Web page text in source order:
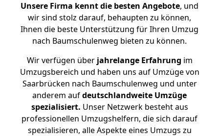
Unsere Firma kennt die besten Angebote, und
wir sind stolz darauf, behaupten zu können,
Ihnen die beste Unterstützung für Ihren Umzug
nach Baumschulenweg bieten zu können.
Wir verfügen überjahrelange Erfahrung im
Umzugsbereich und haben uns auf Umzüge von
Saarbrücken nach Baumschulenweg und unter
anderem aufdeutschlandweite Umzüge
spezialisiert. Unser Netzwerk besteht aus
professionellen Umzugshelfern, die sich darauf
spezialisieren, alle Aspekte eines Umzugs zu